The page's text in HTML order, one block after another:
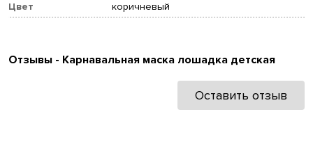
Цвет
коричневый
Отзывы - Карнавальная маска лошадка детская
Оставить отзыв